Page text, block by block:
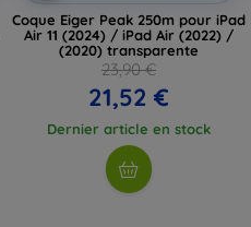
Coque Eiger Peak 250m pour iPad
Air 11 (2024) / iPad Air (2022) /
(2020) transparente
23,90 €
21,52 €
Dernier article en stock